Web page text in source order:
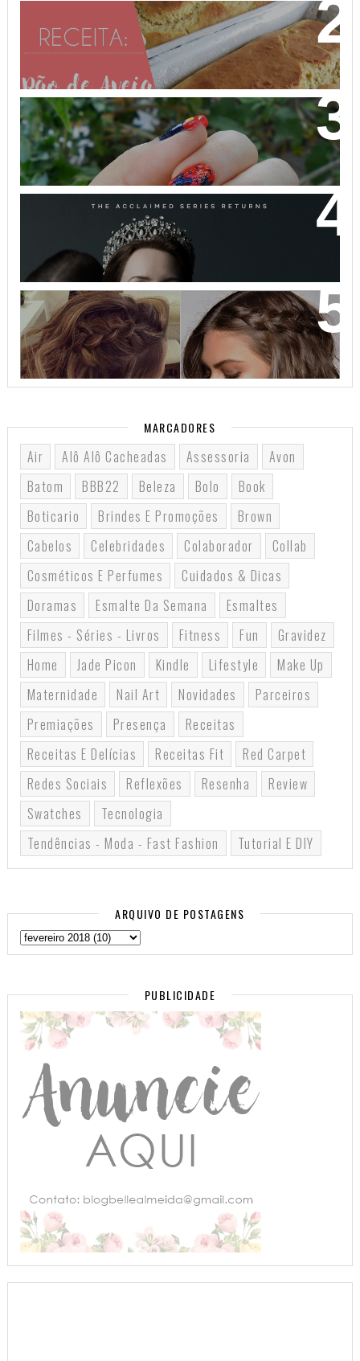
PÃO DE AVEIA FEITO COM MASSA MOLE - NÃO
PRECISA SOVAR! VEM APRENDER!
NAIL ART MICKEY MOUSE
THE CROWN: A HISTÓRIA DA REALEZA BRITÂNICA
COMO VOCÊ NUNCA VIU!
32 INSPIRAÇÕES DE PENTEADOS PARA CABELOS
CURTOS
MARCADORES
Air Alô Alô Cacheadas Assessoria
Avon
Batom
BBB22 Beleza Bolo
Book
Boticario
Brindes E Promoções
Brown
Cabelos
Celebridades Colaborador
Collab
Cosméticos E Perfumes
Cuidados & Dicas
Doramas
Esmalte Da Semana
Esmaltes
Filmes - Séries - Livros
Fitness Fun
Gravidez
Home
Jade Picon Kindle Lifestyle
Make Up
Maternidade
Nail Art Novidades
Parceiros
Premiações
Presença
Receitas
Receitas E Delícias
Receitas Fit
Red Carpet
Redes Sociais
Reflexões Resenha
Review
Swatches
Tecnologia
Tendências - Moda - Fast Fashion
Tutorial E DIY
ARQUIVO DE POSTAGENS
PUBLICIDADE